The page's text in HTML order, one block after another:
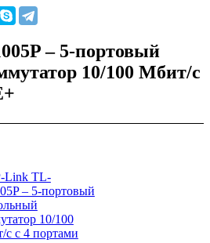
– 5-портовый
10/100 Мбит/с